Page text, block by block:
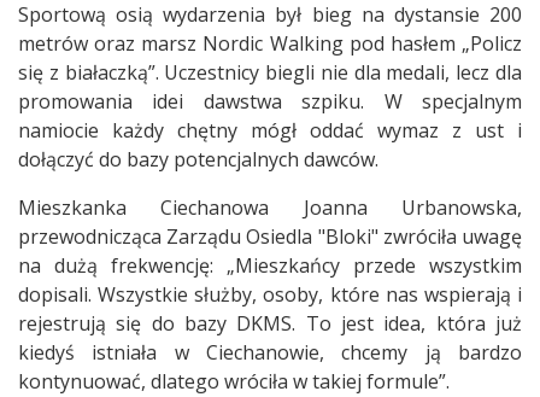
Sportową osią wydarzenia był bieg na dystansie 200
metrów oraz marsz Nordic Walking pod hasłem „Policz
się z białaczką”. Uczestnicy biegli nie dla medali, lecz dla
promowania idei dawstwa szpiku. W specjalnym
namiocie każdy chętny mógł oddać wymaz z ust i
dołączyć do bazy potencjalnych dawców.
Mieszkanka Ciechanowa Joanna Urbanowska,
przewodnicząca Zarządu Osiedla "Bloki" zwróciła uwagę
na dużą frekwencję: „Mieszkańcy przede wszystkim
dopisali. Wszystkie służby, osoby, które nas wspierają i
rejestrują się do bazy DKMS. To jest idea, która już
kiedyś istniała w Ciechanowie, chcemy ją bardzo
kontynuować, dlatego wróciła w takiej formule”.